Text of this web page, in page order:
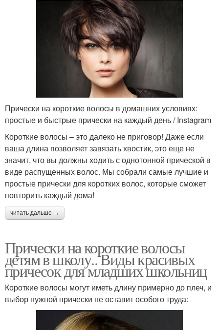
Прически на короткие волосы в домашних условиях:
простые и быстрые прически на каждый день / Instagram
Короткие волосы – это далеко не приговор! Даже если
ваша длина позволяет завязать хвостик, это еще не
значит, что вы должны ходить с однотонной прической в
виде распущенных волос. Мы собрали самые лучшие и
простые прически для коротких волос, которые сможет
повторить каждый дома!
читать дальше →
Прически на короткие волосы
детям в школу.. Виды красивых
причесок для младших школьниц
Короткие волосы могут иметь длину примерно до плеч, и
выбор нужной прически не оставит особого труда: